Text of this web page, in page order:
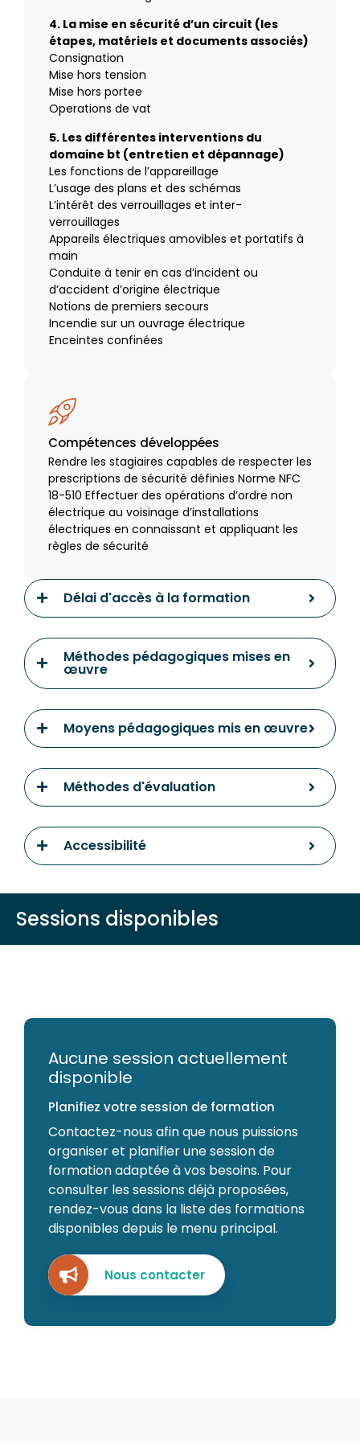
4. La mise en sécurité d’un circuit (les
étapes, matériels et documents associés)
Consignation
Mise hors tension
Mise hors portee
Operations de vat
5. Les différentes interventions du
domaine bt (entretien et dépannage)
Les fonctions de l’appareillage
L’usage des plans et des schémas
L’intérêt des verrouillages et inter-
verrouillages
Appareils électriques amovibles et portatifs à
main
Conduite à tenir en cas d’incident ou
d’accident d’origine électrique
Notions de premiers secours
Incendie sur un ouvrage électrique
Enceintes confinées
Compétences développées
Rendre les stagiaires capables de respecter les
prescriptions de sécurité définies Norme NFC
18-510 Effectuer des opérations d’ordre non
électrique au voisinage d’installations
électriques en connaissant et appliquant les
règles de sécurité
Délai d'accès à la formation
Méthodes pédagogiques mises en
œuvre
Moyens pédagogiques mis en œuvre
Méthodes d'évaluation
Accessibilité
Sessions disponibles
Aucune session actuellement
disponible
Planifiez votre session de formation
Contactez-nous afin que nous puissions
organiser et planifier une session de
formation adaptée à vos besoins. Pour
consulter les sessions déjà proposées,
rendez-vous dans la liste des formations
disponibles depuis le menu principal.
Nous contacter